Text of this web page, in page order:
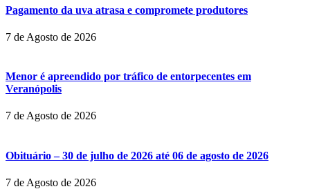
Pagamento da uva atrasa e compromete produtores
7 de Agosto de 2026
Menor é apreendido por tráfico de entorpecentes em
Veranópolis
7 de Agosto de 2026
Obituário – 30 de julho de 2026 até 06 de agosto de 2026
7 de Agosto de 2026